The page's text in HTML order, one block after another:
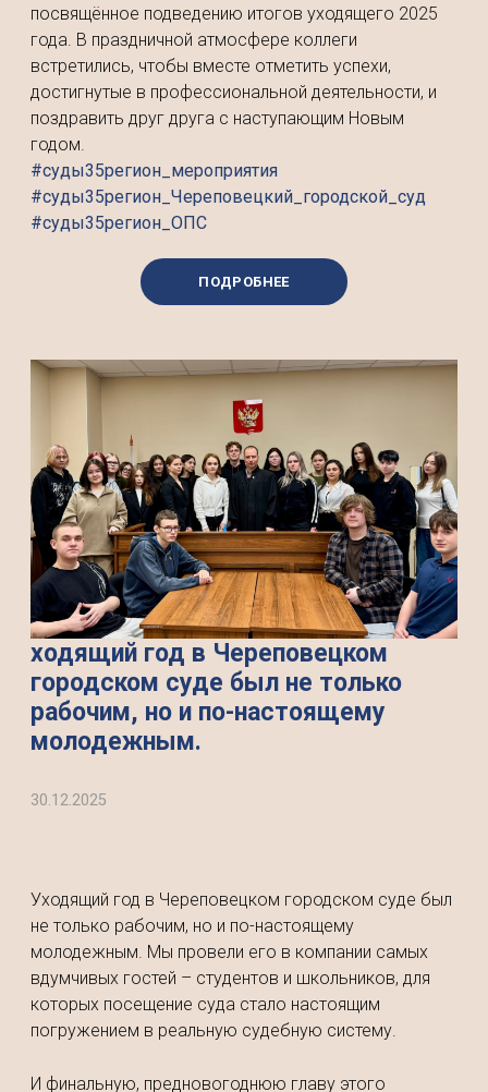
посвящённое подведению итогов уходящего 2025
года. В праздничной атмосфере коллеги
встретились, чтобы вместе отметить успехи,
достигнутые в профессиональной деятельности, и
поздравить друг друга с наступающим Новым
годом.
#суды35регион_мероприятия
#суды35регион_Череповецкий_городской_суд
#суды35регион_ОПС
ПОДРОБНЕЕ
ходящий год в Череповецком
городском суде был не только
рабочим, но и по-настоящему
молодежным.
30.12.2025
Уходящий год в Череповецком городском суде был
не только рабочим, но и по-настоящему
молодежным. Мы провели его в компании самых
вдумчивых гостей – студентов и школьников, для
которых посещение суда стало настоящим
погружением в реальную судебную систему.
И финальную, предновогоднюю главу этого